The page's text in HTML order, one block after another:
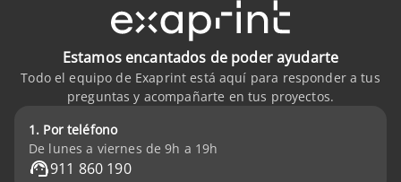
Estamos encantados de poder ayudarte
Todo el equipo de Exaprint está aquí para responder a tus
preguntas y acompañarte en tus proyectos.
1. Por teléfono
De lunes a viernes de 9h a 19h
911 860 190